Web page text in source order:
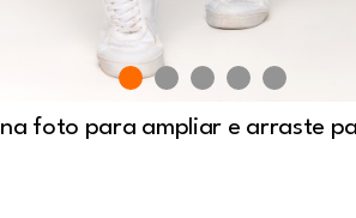
foto para ampliar e arraste